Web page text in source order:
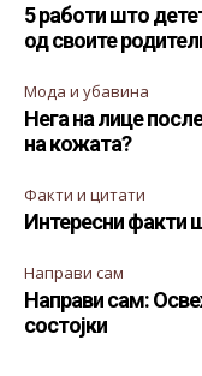
5 работи што
од своите
Мода и убавина
Нега на лице
на кожата?
Факти и цитати
Интересни факти
Направи сам
Направи сам:
состојки